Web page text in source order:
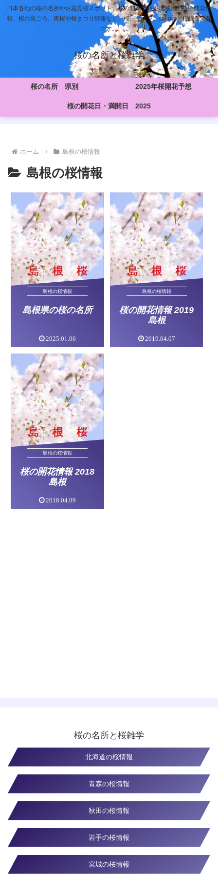
日本各地の桜の名所やお花見桜スポット、桜の開花予想や地域別の桜の開花情
報、桜の見ごろ、夜桜や桜まつり情報など、桜、サクラ、sakuraと桜情報満載
です。
桜の名所と桜雑学
桜の名所 県別 2025年桜開花予想
桜の開花日・満開日 2025
ホーム 島根の桜情報
島根の桜情報
島根の桜情報
島根県の桜の名所
2025.01.06
島根の桜情報
桜の開花情報 2019
島根
2019.04.07
島根の桜情報
桜の開花情報 2018
島根
2018.04.09
桜の名所と桜雑学
北海道の桜情報
青森の桜情報
秋田の桜情報
岩手の桜情報
宮城の桜情報